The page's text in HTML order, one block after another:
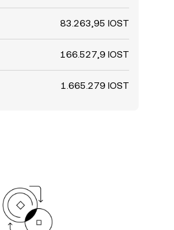
83.263,95 IOST
166.527,9 IOST
1.665.279 IOST